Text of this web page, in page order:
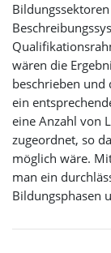
wären die
beschrieben und
ein
eine Anzahl von
zugeordnet, so
möglich wäre.
man ein
Bildungsphasen